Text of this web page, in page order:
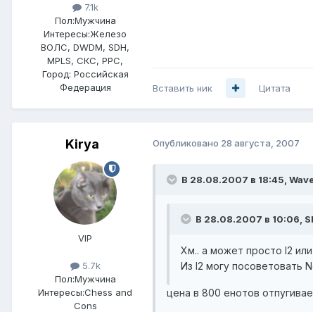
7.1k
Пол:Мужчина
Интересы:Железо
ВОЛС, DWDM, SDH,
MPLS, СКС, РРС,
Город: Российская
Федерация
Вставить ник Цитата
Kirya
VIP
5.7k
Пол:Мужчина
Интересы:Chess and
Cons
Опубликовано 28 августа, 2007
В 28.08.2007 в 18:45,
В 28.08.2007 в 10:06,
Хм.. а может просто l2
Из l2 могу посоветовать
цена в 800 енотов